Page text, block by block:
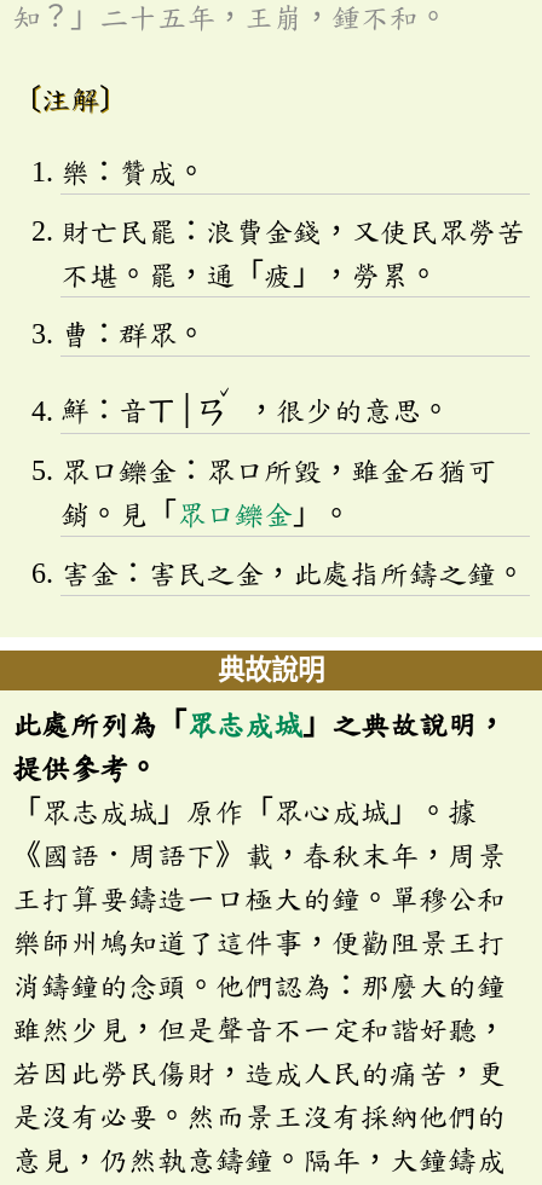
知？」二十五年，王崩，鍾不和。
〔注解〕
樂：贊成。
財亡民罷：浪費金錢，又使民眾勞苦
不堪。罷，通「疲」，勞累。
曹：群眾。
鮮：音ㄒ ㄢ
ˇ
，很少的意思。
眾口鑠金：眾口所毀，雖金石猶可
銷。見「 眾口鑠金 」。
害金：害民之金，此處指所鑄之鐘。
典故說明
此處所列為「 眾志成城 」之典故說明，
提供參考。
「眾志成城」原作「眾心成城」。據
《國語．周語下》載，春秋末年，周景
王打算要鑄造一口極大的鐘。單穆公和
樂師州鳩知道了這件事，便勸阻景王打
消鑄鐘的念頭。他們認為：那麼大的鐘
雖然少見，但是聲音不一定和諧好聽，
若因此勞民傷財，造成人民的痛苦，更
是沒有必要。然而景王沒有採納他們的
意見，仍然執意鑄鐘。隔年，大鐘鑄成